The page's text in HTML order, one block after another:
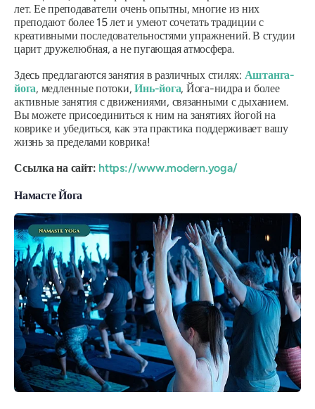
лет. Ее преподаватели очень опытны, многие из них
преподают более 15 лет и умеют сочетать традиции с
креативными последовательностями упражнений. В студии
царит дружелюбная, а не пугающая атмосфера.
Здесь предлагаются занятия в различных стилях: Аштанга-
йога, медленные потоки,Инь-йога, Йога-нидра и более
активные занятия с движениями, связанными с дыханием.
Вы можете присоединиться к ним на занятиях йогой на
коврике и убедиться, как эта практика поддерживает вашу
жизнь за пределами коврика!
Ссылка на сайт: https://www.modern.yoga/
Намасте Йога